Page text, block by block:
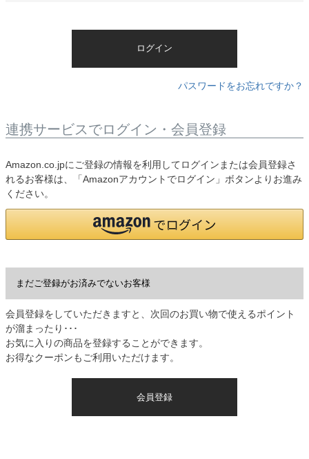
ログイン
パスワードをお忘れですか？
連携サービスでログイン・会員登録
Amazon.co.jpにご登録の情報を利用してログインまたは会員登録さ
れるお客様は、「Amazonアカウントでログイン」ボタンよりお進み
ください。
まだご登録がお済みでないお客様
会員登録をしていただきますと、次回のお買い物で使えるポイント
が溜まったり･･･
お気に入りの商品を登録することができます。
お得なクーポンもご利用いただけます。
会員登録